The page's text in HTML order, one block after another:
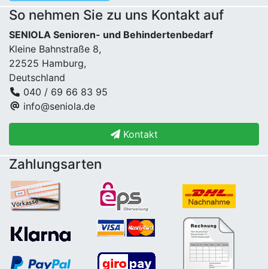
So nehmen Sie zu uns Kontakt auf
SENIOLA Senioren- und Behindertenbedarf
Kleine Bahnstraße 8,
22525 Hamburg,
Deutschland
040 / 69 66 83 95
info@seniola.de
Kontakt
Zahlungsarten